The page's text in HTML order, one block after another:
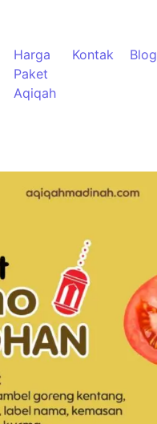
Harga
Paket
Aqiqah
Kontak Blog